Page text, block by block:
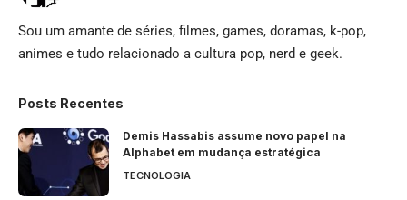
Sou um amante de séries, filmes, games, doramas, k-pop,
animes e tudo relacionado a cultura pop, nerd e geek.
Posts Recentes
Demis Hassabis assume novo papel na
Alphabet em mudança estratégica
TECNOLOGIA